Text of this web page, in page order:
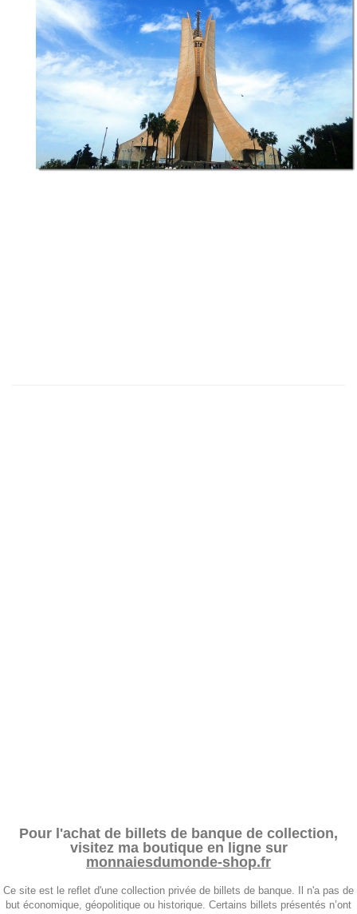
Pour l'achat de billets de banque de collection,
visitez ma boutique en ligne sur
monnaiesdumonde-shop.fr
Ce site est le reflet d'une collection privée de billets de banque. Il n'a pas de
but économique, géopolitique ou historique. Certains billets présentés n’ont